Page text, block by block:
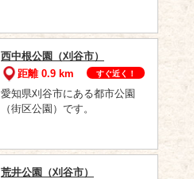
西中根公園（刈谷市）
距離 0.9 km
すぐ近く！
愛知県刈谷市にある都市公園
（街区公園）です。
荒井公園（刈谷市）